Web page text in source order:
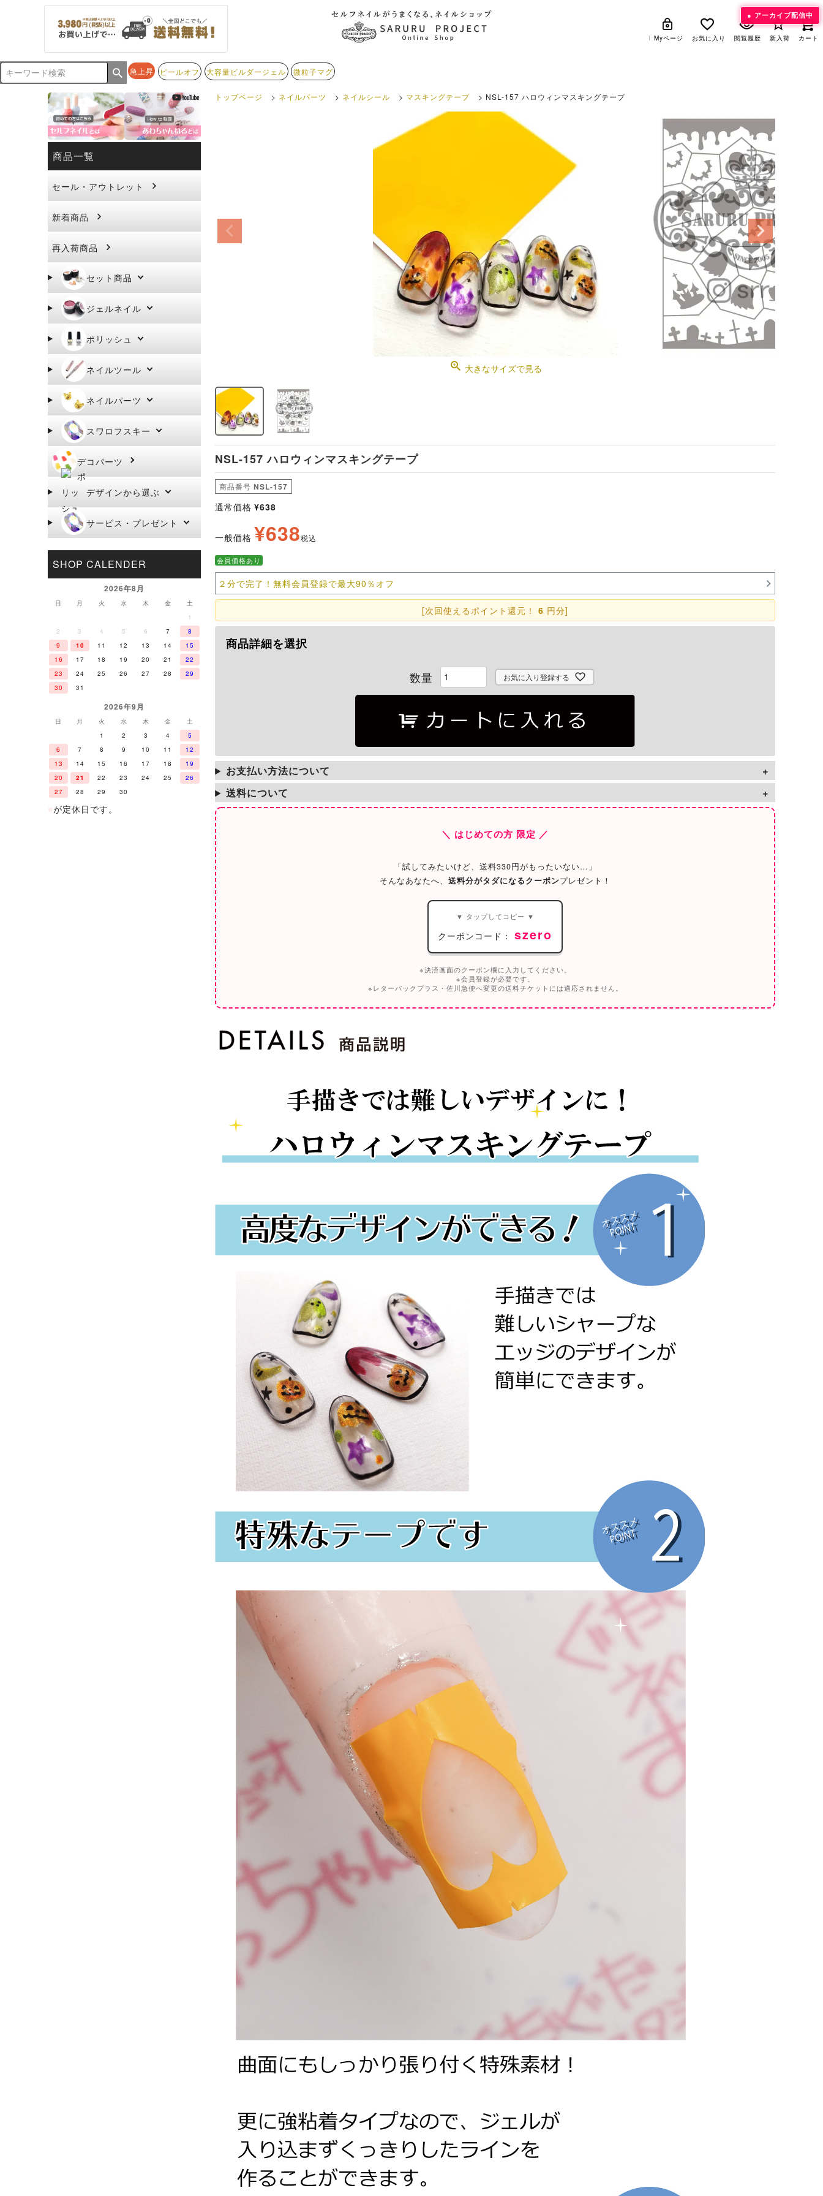
Myページ お気に入り 閲覧履歴 新入荷 カート
急上昇 ピールオフ 大容量ビルダージェル 微粒子マグ
Myページ お気に入り 閲覧履歴 新入荷 カート
アーカイブ配信中
商品一覧
セール・アウトレット
新着商品
再入荷商品
セット商品
ジェルネイル
ポリッシュ
ネイルツール
ネイルパーツ
スワロフスキー
デコパーツ
デザインから選ぶ
サービス・プレゼント
SHOP CALENDER
2026年8月
日 月 火 水 木 金
土
1
2
3 4 5 6 7
8
9
10 11 12 13 14
15
16
17 18 19 20 21
22
23
24 25 26 27 28
29
30
31
2026年9月
日 月 火 水 木 金
土
1
2 3 4
5
6
7 8 9 10 11
12
13
14 15 16 17 18
19
20
21 22 23 24 25
26
27
28 29 30
が定休日です。
トップページ ネイルパーツ ネイルシール マスキングテープ NSL-157 ハロウィンマスキングテープ
大きなサイズで見る
NSL-157 ハロウィンマスキングテープ
商品番号 NSL-157
通常価格 ¥638
一般価格 ¥638税込
会員価格あり
２分で完了！無料会員登録で最大90％オフ
[次回使えるポイント還元！ 6 円分]
商品詳細を選択
お気に入り登録する
お支払い方法について
送料について
＼ はじめての方 限定 ／
「試してみたいけど、送料330円がもったいない…」
そんなあなたへ、 送料分がタダになるクーポンプレゼント！
▼ タップしてコピー ▼
クーポンコード： szero
※決済画面のクーポン欄に入力してください。
※会員登録が必要です。
※レターパックプラス・佐川急便へ変更の送料チケットには適応されません。